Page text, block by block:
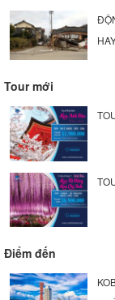
Tour mới
Điểm đến